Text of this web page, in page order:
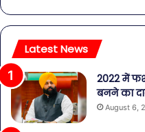
Latest News
2022 में
बनने का
August 6,